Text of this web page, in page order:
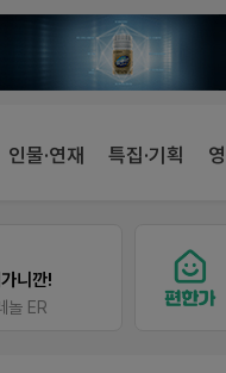
인물·연재 특집·기획
니깐!
놀 ER